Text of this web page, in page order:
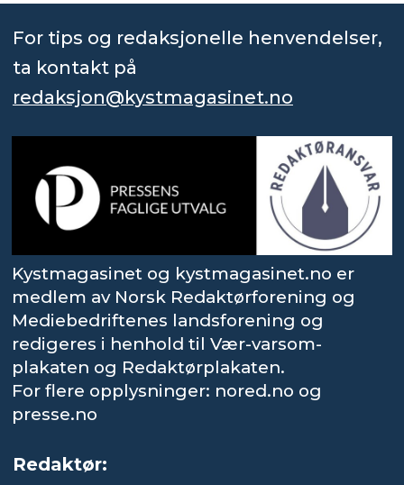
For tips og redaksjonelle henvendelser,
ta kontakt på
redaksjon@kystmagasinet.no
Kystmagasinet og kystmagasinet.no er
medlem av Norsk Redaktørforening og
Mediebedriftenes landsforening og
redigeres i henhold til Vær-varsom-
plakaten og Redaktørplakaten.
For flere opplysninger: nored.no og
presse.no
Redaktør: